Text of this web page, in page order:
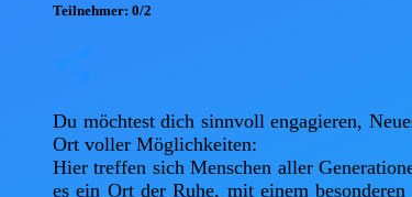
Teilnehmer: 0/2
Du möchtest dich sinnvoll engagieren,
Ort voller Möglichkeiten:
Hier treffen sich Menschen aller
es ein Ort der Ruhe, mit einem